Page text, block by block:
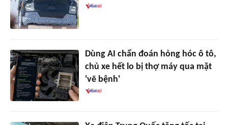
Dùng AI chẩn đoán hỏng hóc ô tô,
chủ xe hết lo bị thợ máy qua mặt
'vẽ bệnh'